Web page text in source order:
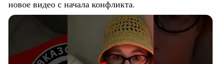
новое видео с начала конфликта.